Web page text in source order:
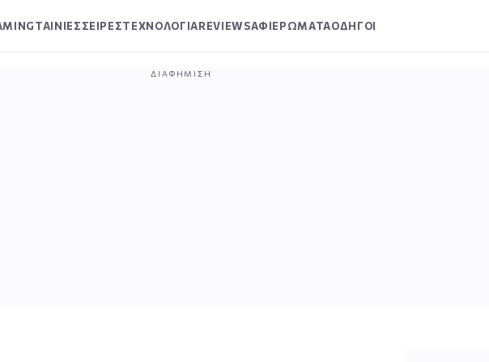
ΤΑΙΝΙΕΣΣΕΙΡΕΣΤΕΧΝΟΛΟΓΙΑREVIEWSΑΦΙΕΡΩΜΑΤΑΟΔΗΓΟΙ
ΔΙΑΦΉΜΙΣΗ